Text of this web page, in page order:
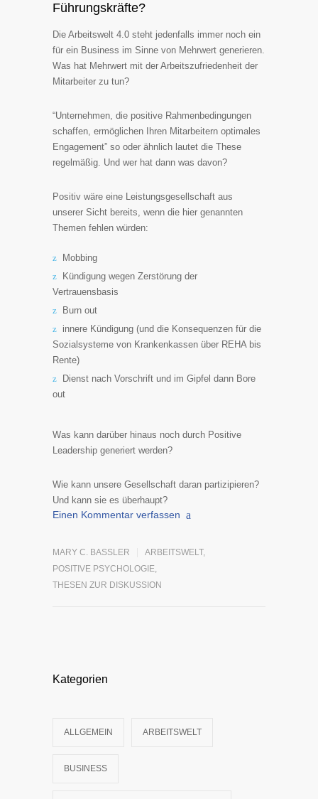
Führungskräfte?
Die Arbeitswelt 4.0 steht jedenfalls immer noch ein
für ein Business im Sinne von Mehrwert generieren.
Was hat Mehrwert mit der Arbeitszufriedenheit der
Mitarbeiter zu tun?
“Unternehmen, die positive Rahmenbedingungen
schaffen, ermöglichen Ihren Mitarbeitern optimales
Engagement” so oder ähnlich lautet die These
regelmäßig. Und wer hat dann was davon?
Positiv wäre eine Leistungsgesellschaft aus
unserer Sicht bereits, wenn die hier genannten
Themen fehlen würden:
Mobbing
Kündigung wegen Zerstörung der
Vertrauensbasis
Burn out
innere Kündigung (und die Konsequenzen für die
Sozialsysteme von Krankenkassen über REHA bis
Rente)
Dienst nach Vorschrift und im Gipfel dann Bore
out
Was kann darüber hinaus noch durch Positive
Leadership generiert werden?
Wie kann unsere Gesellschaft daran partizipieren?
Und kann sie es überhaupt?
Einen Kommentar verfassen
MARY C. BASSLER ARBEITSWELT,
POSITIVE PSYCHOLOGIE,
THESEN ZUR DISKUSSION
Kategorien
ALLGEMEIN ARBEITSWELT
BUSINESS